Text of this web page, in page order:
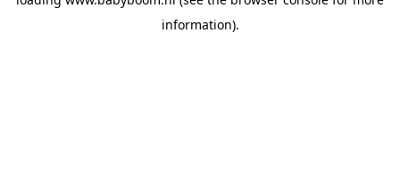
information).